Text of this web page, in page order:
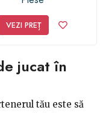
VEZI PREȚ
jucat în
tău este să